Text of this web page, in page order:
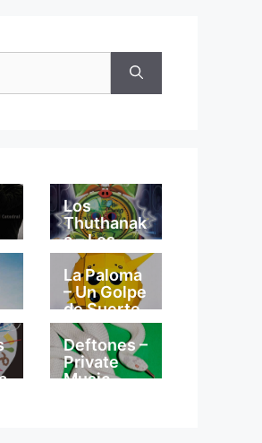
Los
Thuthanak
a – Los
Thuthanak
a
La Paloma
– Un Golpe
de Suerte
Deftones –
Private
Music